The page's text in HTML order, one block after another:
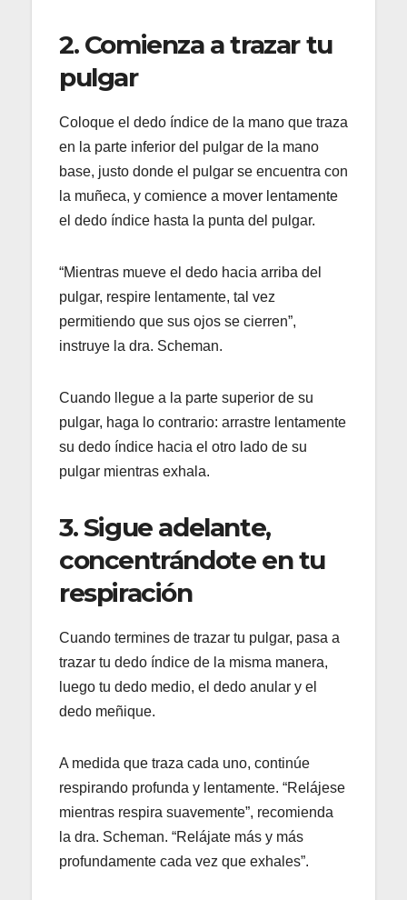
2. Comienza a trazar tu
pulgar
Coloque el dedo índice de la mano que traza
en la parte inferior del pulgar de la mano
base, justo donde el pulgar se encuentra con
la muñeca, y comience a mover lentamente
el dedo índice hasta la punta del pulgar.
“Mientras mueve el dedo hacia arriba del
pulgar, respire lentamente, tal vez
permitiendo que sus ojos se cierren”,
instruye la dra. Scheman.
Cuando llegue a la parte superior de su
pulgar, haga lo contrario: arrastre lentamente
su dedo índice hacia el otro lado de su
pulgar mientras exhala.
3. Sigue adelante,
concentrándote en tu
respiración
Cuando termines de trazar tu pulgar, pasa a
trazar tu dedo índice de la misma manera,
luego tu dedo medio, el dedo anular y el
dedo meñique.
A medida que traza cada uno, continúe
respirando profunda y lentamente. “Relájese
mientras respira suavemente”, recomienda
la dra. Scheman. “Relájate más y más
profundamente cada vez que exhales”.